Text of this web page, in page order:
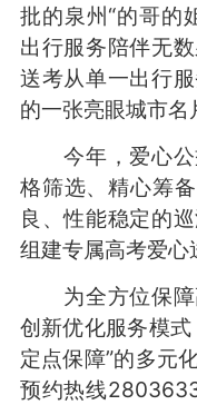
批的泉州“的哥的
出行服务陪伴无
送考从单一出行
的一张亮眼城市名
今年，爱心公
格筛选、精心筹
良、性能稳定的
组建专属高考爱心
为全方位保障
创新优化服务模式
定点保障”的多元
预约热线